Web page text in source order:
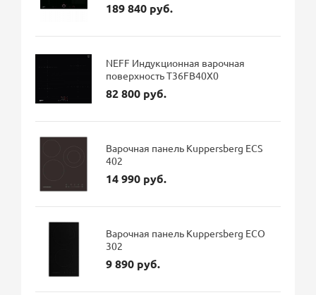
189 840 руб.
NEFF Индукционная варочная
поверхность T36FB40X0
82 800 руб.
Варочная панель Kuppersberg ECS
402
14 990 руб.
Варочная панель Kuppersberg ECO
302
9 890 руб.